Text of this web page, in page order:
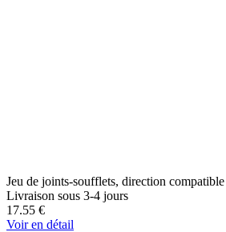
Jeu de joints-soufflets, direction
Livraison sous 3-4 jours
17.55 €
Voir en détail